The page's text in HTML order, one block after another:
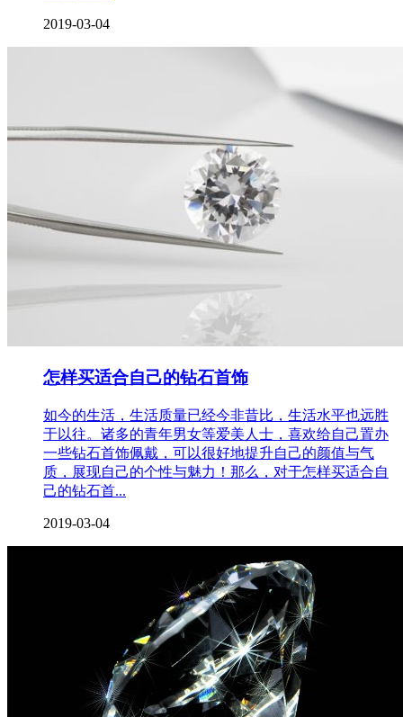
2019-03-04
怎样买适合自己的钻石首饰
如今的生活，生活质量已经今非昔比，生活水平也远胜
于以往。诸多的青年男女等爱美人士，喜欢给自己置办
一些钻石首饰佩戴，可以很好地提升自己的颜值与气
质，展现自己的个性与魅力！那么，对于怎样买适合自
己的钻石首...
2019-03-04